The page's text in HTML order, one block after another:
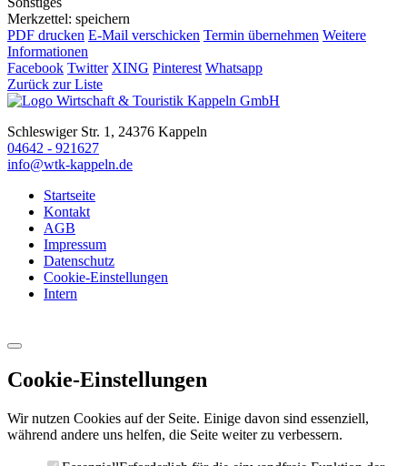
Merkzettel: speichern
PDF drucken E-Mail verschicken Termin übernehmen Weitere
Informationen
Facebook Twitter XING Pinterest Whatsapp
Zurück zur Liste
Schleswiger Str. 1, 24376 Kappeln
04642 - 921627
info@wtk-kappeln.de
Startseite
Kontakt
AGB
Impressum
Datenschutz
Cookie-Einstellungen
Intern
Cookie-Einstellungen
Wir nutzen Cookies auf der Seite. Einige davon sind essenziell,
während andere uns helfen, die Seite weiter zu verbessern.